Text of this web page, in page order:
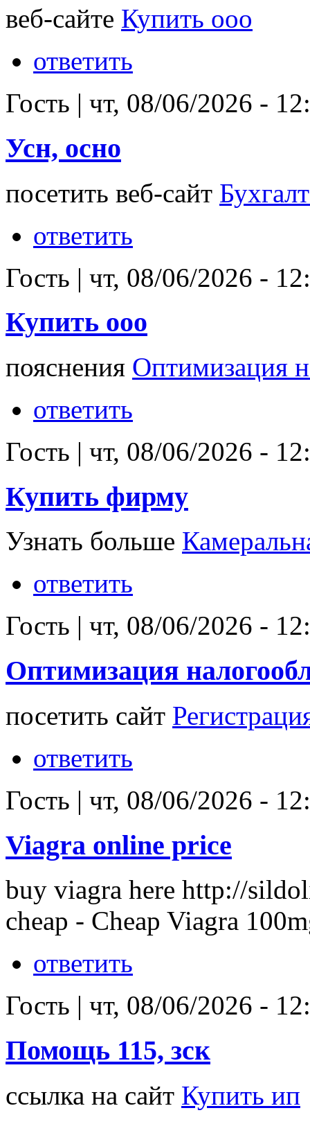
веб-сайте Купить ооо
ответить
Гость | чт, 08/06/2026 -
Усн, осно
посетить веб-сайт
ответить
Гость | чт, 08/06/2026 -
Купить ооо
пояснения Оптимизация
ответить
Гость | чт, 08/06/2026 -
Купить фирму
Узнать больше
ответить
Гость | чт, 08/06/2026 -
Оптимизация
посетить сайт
ответить
Гость | чт, 08/06/2026 -
Viagra online price
buy viagra here http://
cheap - Cheap Viagra
ответить
Гость | чт, 08/06/2026 -
Помощь 115, зск
ссылка на сайт Купить ип